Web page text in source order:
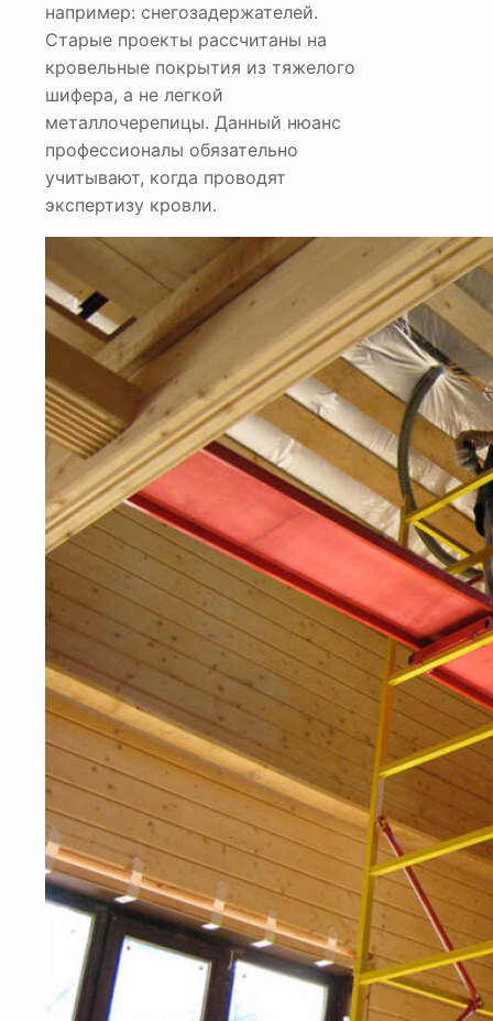
например: снегозадержателей.
Старые проекты рассчитаны на
кровельные покрытия из тяжелого
шифера, а не легкой
металлочерепицы. Данный нюанс
профессионалы обязательно
учитывают, когда проводят
экспертизу кровли.